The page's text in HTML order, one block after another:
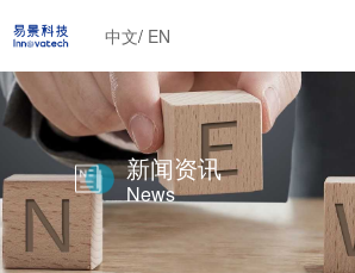
中文/ EN
新闻资讯
News